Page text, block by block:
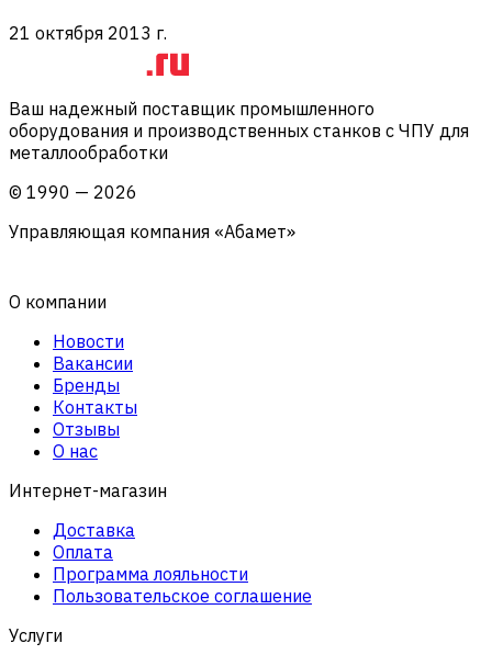
21 октября 2013 г.
Ваш надежный поставщик промышленного
оборудования и производственных станков с ЧПУ для
металлообработки
© 1990 — 2026
Управляющая компания «Абамет»
О компании
Новости
Вакансии
Бренды
Контакты
Отзывы
О нас
Интернет-магазин
Доставка
Оплата
Программа лояльности
Пользовательское соглашение
Услуги